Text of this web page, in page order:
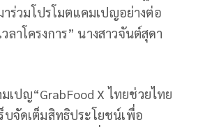
าร่วมโปรโมตแคมเปญอย่างต่อ
ลาโครงการ” นางสาวจันต์สุดา
เปญ“GrabFood X ไทยช่วยไทย
จัดเต็มสิทธิประโยชน์เพื่อ